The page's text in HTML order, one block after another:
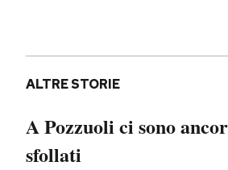
ALTRE STORIE
A Pozzuoli ci sono
sfollati